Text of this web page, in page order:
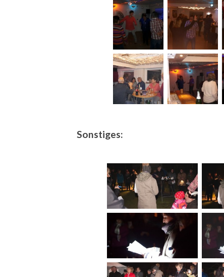
Sonstiges: